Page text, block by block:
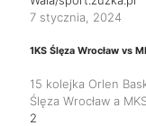
7 stycznia, 2024
1KS Ślęza Wrocław vs
15 kolejka Orlen
Ślęza Wrocław a
2